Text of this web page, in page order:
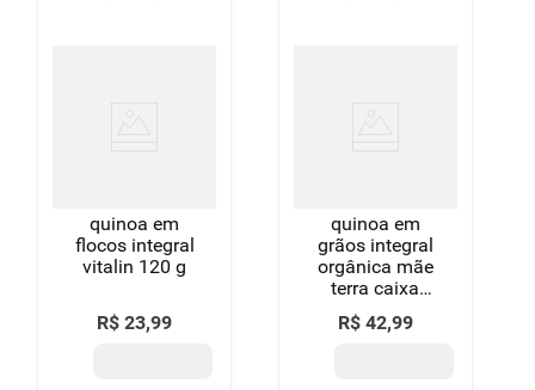
quinoa em
flocos integral
vitalin 120 g
R$ 23,99
quinoa em
grãos integral
orgânica mãe
terra caixa
250g
R$ 42,99